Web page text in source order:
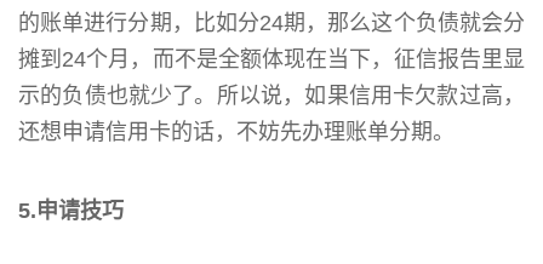
的账单进行分期，比如分24期，那么这个负债就会分
摊到24个月，而不是全额体现在当下，征信报告里显
示的负债也就少了。所以说，如果信用卡欠款过高，
还想申请信用卡的话，不妨先办理账单分期。
5.申请技巧